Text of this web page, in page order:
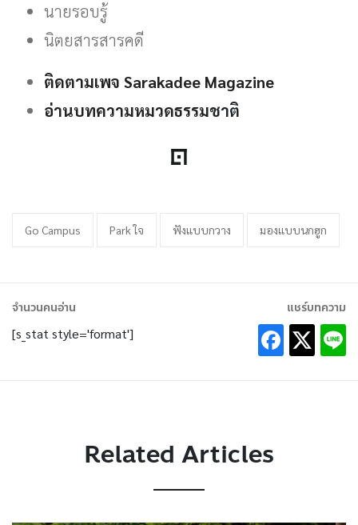
นายรอบรู้
นิตยสารสารคดี
ติดตามเพจ Sarakadee Magazine
อ่านบทความหมวดธรรมชาติ
Go Campus Park ใจ ฟังแบบกวาง มองแบบนกฮูก
จำนวนคนอ่าน
[s_stat style='format']
แชร์บทความ
Related Articles